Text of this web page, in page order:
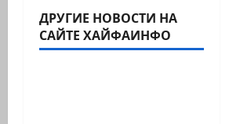
ДРУГИЕ НОВОСТИ НА
САЙТЕ ХАЙФАИНФО
Израиль сегодня
Марк Котлярский Телеграмм Канал